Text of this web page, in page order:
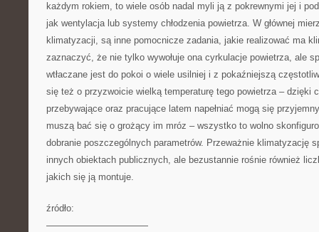
każdym rokiem, to wiele osób nadal myli ją z pokrewnymi jej i
jak wentylacja lub systemy chłodzenia powietrza. W głównej
klimatyzacji, są inne pomocnicze zadania, jakie realizować ma
zaznaczyć, że nie tylko wywołuje ona cyrkulacje powietrza, ale
wtłaczane jest do pokoi o wiele usilniej i z pokaźniejszą
się też o przyzwoicie wielką temperaturę tego powietrza – dzięki
przebywające oraz pracujące latem napełniać mogą się
muszą bać się o grożący im mróz – wszystko to wolno
dobranie poszczególnych parametrów. Przeważnie klimatyzację
innych obiektach publicznych, ale bezustannie rośnie również
jakich się ją montuje.
źródło:
———————————